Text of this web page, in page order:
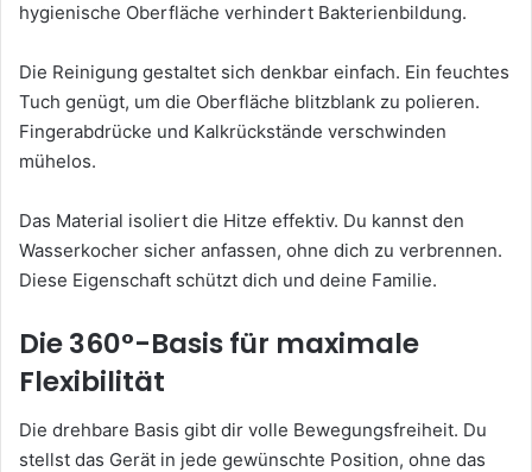
hygienische Oberfläche verhindert Bakterienbildung.
Die Reinigung gestaltet sich denkbar einfach. Ein feuchtes
Tuch genügt, um die Oberfläche blitzblank zu polieren.
Fingerabdrücke und Kalkrückstände verschwinden
mühelos.
Das Material isoliert die Hitze effektiv. Du kannst den
Wasserkocher sicher anfassen, ohne dich zu verbrennen.
Diese Eigenschaft schützt dich und deine Familie.
Die 360°-Basis für maximale
Flexibilität
Die drehbare Basis gibt dir volle Bewegungsfreiheit. Du
stellst das Gerät in jede gewünschte Position, ohne das